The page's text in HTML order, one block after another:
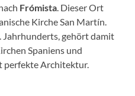
Frómista. Dieser Ort
Kirche San Martín.
Jahrhunderts, gehört damit
Spaniens und
perfekte Architektur.